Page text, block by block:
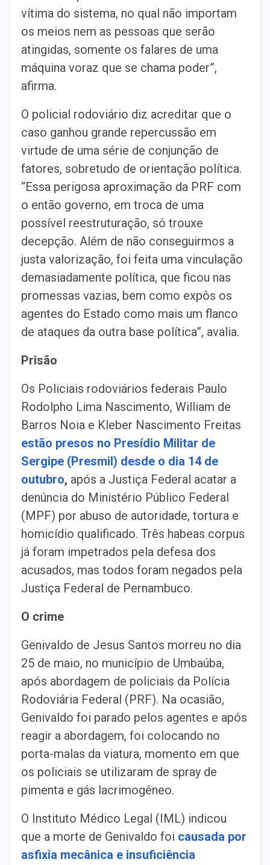
vítima do sistema, no qual não importam
os meios nem as pessoas que serão
atingidas, somente os falares de uma
máquina voraz que se chama poder”,
afirma.
O policial rodoviário diz acreditar que o
caso ganhou grande repercussão em
virtude de uma série de conjunção de
fatores, sobretudo de orientação política.
“Essa perigosa aproximação da PRF com
o então governo, em troca de uma
possível reestruturação, só trouxe
decepção. Além de não conseguirmos a
justa valorização, foi feita uma vinculação
demasiadamente política, que ficou nas
promessas vazias, bem como expôs os
agentes do Estado como mais um flanco
de ataques da outra base política”, avalia.
Prisão
Os Policiais rodoviários federais Paulo
Rodolpho Lima Nascimento, William de
Barros Noia e Kleber Nascimento Freitas
estão presos no Presídio Militar de
Sergipe (Presmil) desde o dia 14 de
outubro, após a Justiça Federal acatar a
denúncia do Ministério Público Federal
(MPF) por abuso de autoridade, tortura e
homicídio qualificado. Três habeas corpus
já foram impetrados pela defesa dos
acusados, mas todos foram negados pela
Justiça Federal de Pernambuco.
O crime
Genivaldo de Jesus Santos morreu no dia
25 de maio, no município de Umbaúba,
após abordagem de policiais da Polícia
Rodoviária Federal (PRF). Na ocasião,
Genivaldo foi parado pelos agentes e após
reagir a abordagem, foi colocando no
porta-malas da viatura, momento em que
os policiais se utilizaram de spray de
pimenta e gás lacrimogêneo.
O Instituto Médico Legal (IML) indicou
que a morte de Genivaldo foi causada por
asfixia mecânica e insuficiência